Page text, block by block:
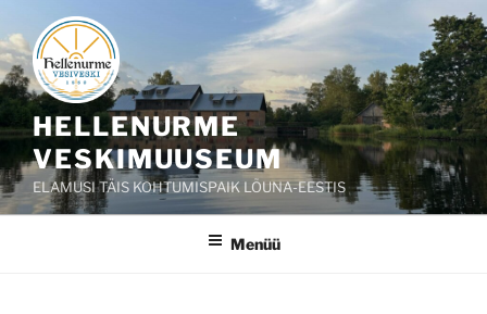
sisu
juurde
HELLENURME
VESKIMUUSEUM
ELAMUSI TÄIS KOHTUMISPAIK LÕUNA-EESTIS
Menüü